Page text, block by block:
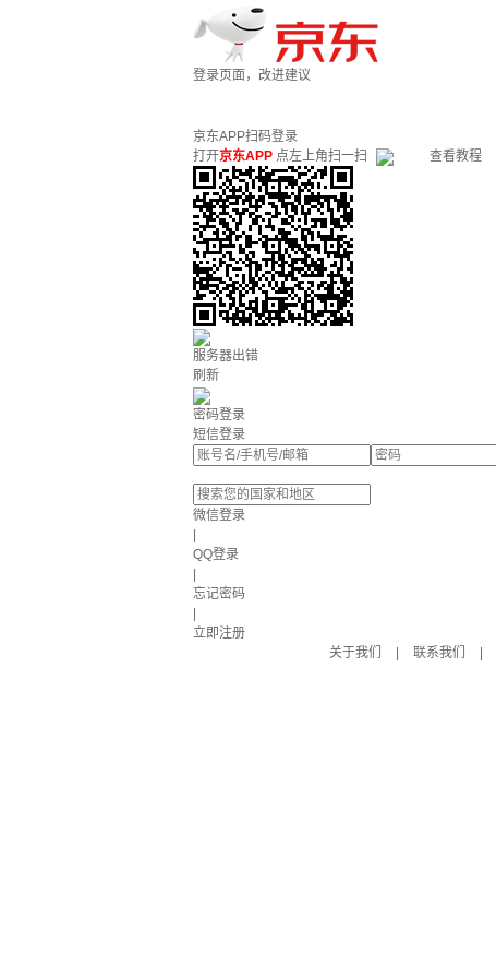
登录页面，改进建议
京东APP扫码登录
打开京东APP 点左上角扫一扫 查看教程
服务器出错
刷新
密码登录
短信登录
微信登录
QQ登录
忘记密码
立即注册
关于我们
联系我们